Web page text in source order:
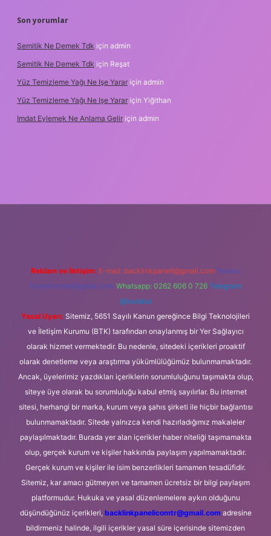
Son yorumlar
Semitik Ne Demek Tdk için admin
Semitik Ne Demek Tdk için Reşat
Yüz Temizleme Yağı Ne Işe Yarar için admin
Yüz Temizleme Yağı Ne Işe Yarar için Yiğithan
Imdat Eylemek Ne Anlama Gelir için admin
Reklam ve İletişim: E-mail: backlinkpaneli@gmail.com Teams:
forumhizmeti@gmail.com Whatsapp: 0262 606 0 726 Telegram:
@karabul
Yasal Uyarı: Sitemiz, 5651 Sayılı Kanun gereğince Bilgi Teknolojileri
ve İletişim Kurumu (BTK) tarafından onaylanmış bir Yer Sağlayıcı
olarak hizmet vermektedir. Bu nedenle, sitedeki içerikleri proaktif
olarak denetleme veya araştırma yükümlülüğümüz bulunmamaktadır.
Ancak, üyelerimiz yazdıkları içeriklerin sorumluluğunu taşımakta olup,
siteye üye olarak bu sorumluluğu kabul etmiş sayılırlar. Bu internet
sitesi, herhangi bir marka, kurum veya şahıs şirketi ile hiçbir bağlantısı
bulunmamaktadır. Sitede yalnızca kendi hazırladığımız makaleler
paylaşılmaktadır. Burada yer alan içerikler haber niteliği taşımamakta
olup, gerçek kurum ve kişiler hakkında paylaşım yapılmamaktadır.
Gerçek kurum ve kişiler ile isim benzerlikleri tamamen tesadüfidir.
Sitemiz, kar amacı gütmeyen ve tamamen ücretsiz bir bilgi paylaşım
platformudur. Hukuka ve yasal düzenlemelere aykırı olduğunu
düşündüğünüz içerikleri, backlinkpanelicomtr@gmail.comadresine
bildirmeniz halinde, ilgili içerikler yasal süre içerisinde sitemizden